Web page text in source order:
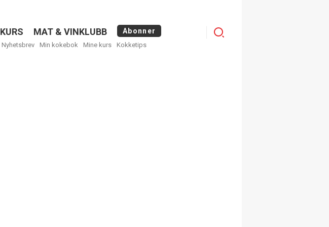
KURS MAT & VINKLUBB Abonner
Nyhetsbrev Min kokebok Mine kurs Kokketips
Menu